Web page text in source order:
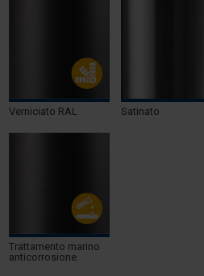
Verniciato RAL Satinato
Trattamento marino
anticorrosione